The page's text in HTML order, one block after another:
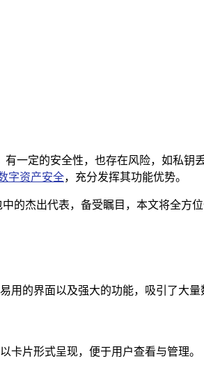
一定的安全性，也存在风险，如私钥
字资产安全，充分发挥其功能优势。
的杰出代表，备受瞩目，本文将全方
的界面以及强大的功能，吸引了大量
卡片形式呈现，便于用户查看与管理。